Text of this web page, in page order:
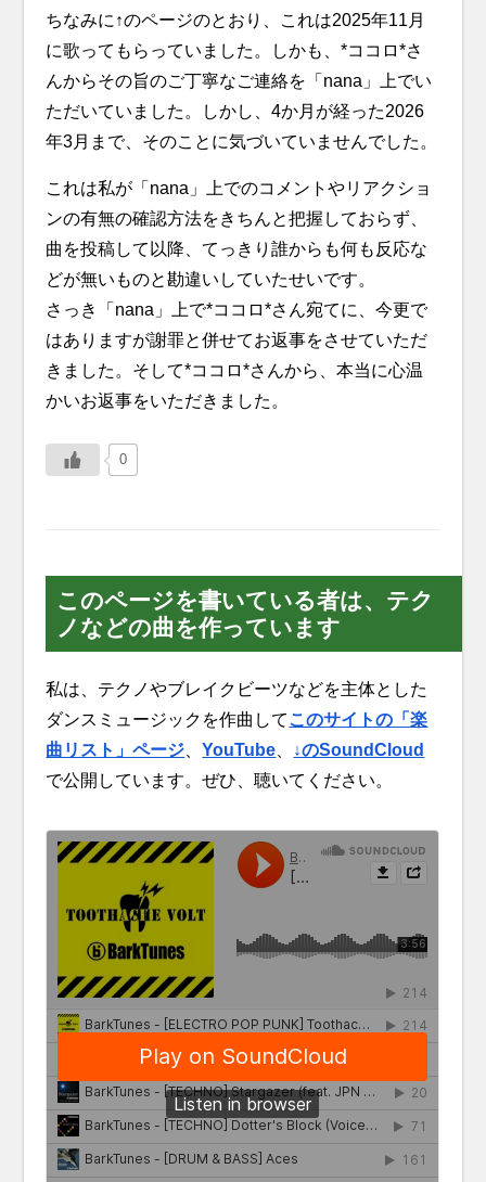
ちなみに↑のページのとおり、これは2025年11月
に歌ってもらっていました。しかも、*ココロ*さ
んからその旨のご丁寧なご連絡を「nana」上でい
ただいていました。しかし、4か月が経った2026
年3月まで、そのことに気づいていませんでした。
これは私が「nana」上でのコメントやリアクショ
ンの有無の確認方法をきちんと把握しておらず、
曲を投稿して以降、てっきり誰からも何も反応な
どが無いものと勘違いしていたせいです。
さっき「nana」上で*ココロ*さん宛てに、今更で
はありますが謝罪と併せてお返事をさせていただ
きました。そして*ココロ*さんから、本当に心温
かいお返事をいただきました。
0
このページを書いている者は、テク
ノなどの曲を作っています
私は、テクノやブレイクビーツなどを主体とした
ダンスミュージックを作曲して このサイトの「楽
曲リスト」ページ 、YouTube
↓のSoundCloud
で公開しています。ぜひ、聴いてください。